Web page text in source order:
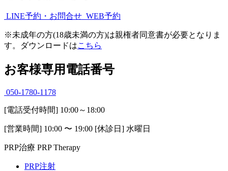
LINE予約・お問合せ WEB予約
※未成年の方(18歳未満の方)は親権者同意書が必要となりま
す。ダウンロードはこちら
お客様専用電話番号
050-1780-1178
[電話受付時間] 10:00～18:00
[営業時間] 10:00 〜 19:00 [休診日] 水曜日
PRP治療 PRP Therapy
PRP注射